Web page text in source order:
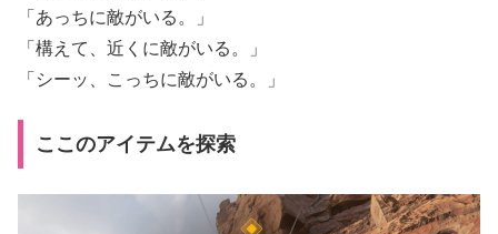
「あっちに敵がいる。」
「構えて、近くに敵がいる。」
「シーッ、こっちに敵がいる。」
ここのアイテムを探索